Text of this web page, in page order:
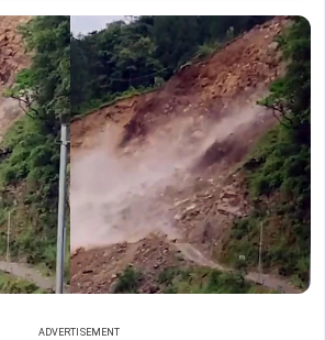
ADVERTISEMENT